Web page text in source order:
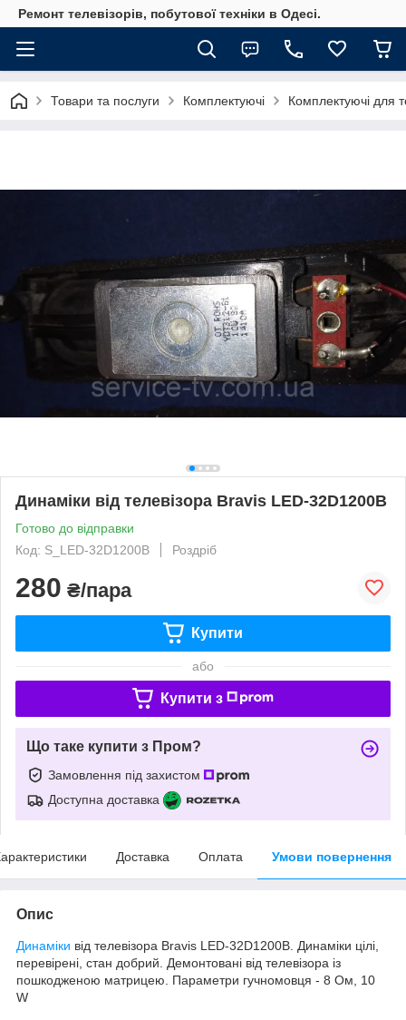
Ремонт телевізорів, побутової техніки в Одесі.
Товари та послуги Комплектуючі Комплектуючі для
Динаміки від телевізора Bravis LED-32D1200B
Готово до відправки
Код: S_LED-32D1200B
Роздріб
280 ₴/пара
Купити
або
Купити з
Що таке купити з Пром?
Замовлення під захистом
Доступна доставка
Доставка Оплата Умови повернення
Опис
Динаміки від телевізора Bravis LED-32D1200B. Динаміки цілі,
перевірені, стан добрий. Демонтовані від телевізора із
пошкодженою матрицею. Параметри гучномовця - 8 Ом, 10
W